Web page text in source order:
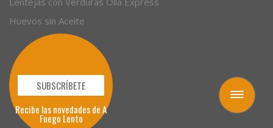
Toggle
navigation
Taps de Cadaques
Lentejas con Verduras Olla Express
Huevos sin Aceite
SUBSCRÍBETE